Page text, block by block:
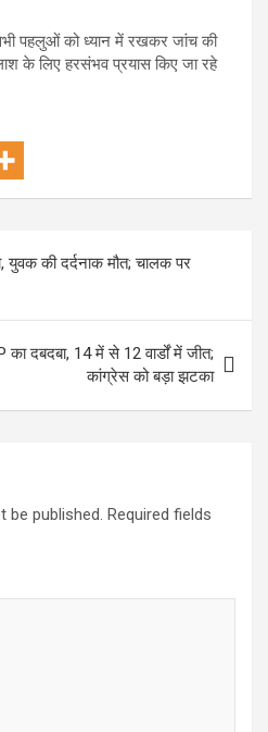
पहलुओं को ध्यान में रखकर जांच की
के लिए हरसंभव प्रयास किए जा रहे
की दर्दनाक मौत; चालक पर
दबदबा, 14 में से 12 वार्डों में जीत;
कांग्रेस को बड़ा झटका
be published. Required fields